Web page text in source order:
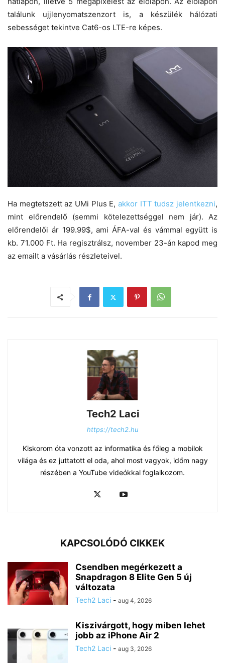
találunk ujjlenyomatszenzort is, a készülék hálózati
sebességet tekintve Cat6-os LTE-re képes.
Ha megtetszett az UMi Plus E, akkor ITT tudsz jelentkezni,
mint előrendelő (semmi kötelezettséggel nem jár). Az
előrendelői ár 199.99$, ami ÁFA-val és vámmal együtt is
kb. 71.000 Ft. Ha regisztrálsz, november 23-án kapod meg
az emailt a vásárlás részleteivel.
Tech2 Laci
https://tech2.hu
Kiskorom óta vonzott az informatika és főleg a mobilok
világa és ez juttatott el oda, ahol most vagyok, időm nagy
részében a YouTube videókkal foglalkozom.
KAPCSOLÓDÓ CIKKEK
Csendben megérkezett a
Snapdragon 8 Elite Gen 5 új
változata
Tech2 Laci - aug 4, 2026
Kiszivárgott, hogy miben lehet
jobb az iPhone Air 2
Tech2 Laci - aug 3, 2026